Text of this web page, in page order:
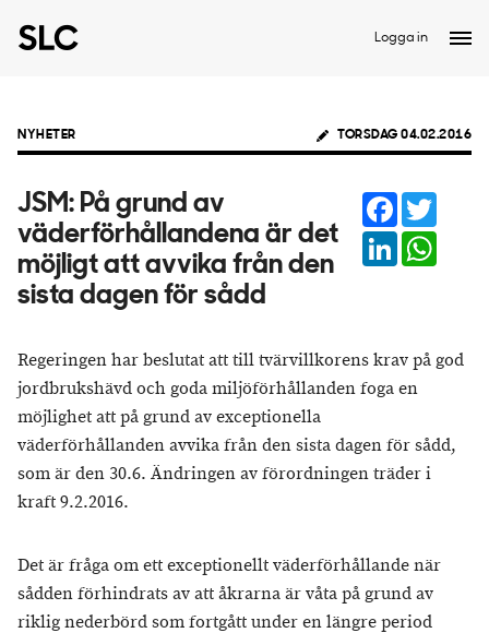
Logga in
NYHETER TORSDAG 04.02.2016
JSM: På grund av
väderförhållandena är det
möjligt att avvika från den
sista dagen för sådd
Facebook
LinkedIn
Regeringen har beslutat att till tvärvillkorens krav på god
jordbrukshävd och goda miljöförhållanden foga en
möjlighet att på grund av exceptionella
väderförhållanden avvika från den sista dagen för sådd,
som är den 30.6. Ändringen av förordningen träder i
kraft 9.2.2016.
Det är fråga om ett exceptionellt väderförhållande när
sådden förhindrats av att åkrarna är våta på grund av
riklig nederbörd som fortgått under en längre period